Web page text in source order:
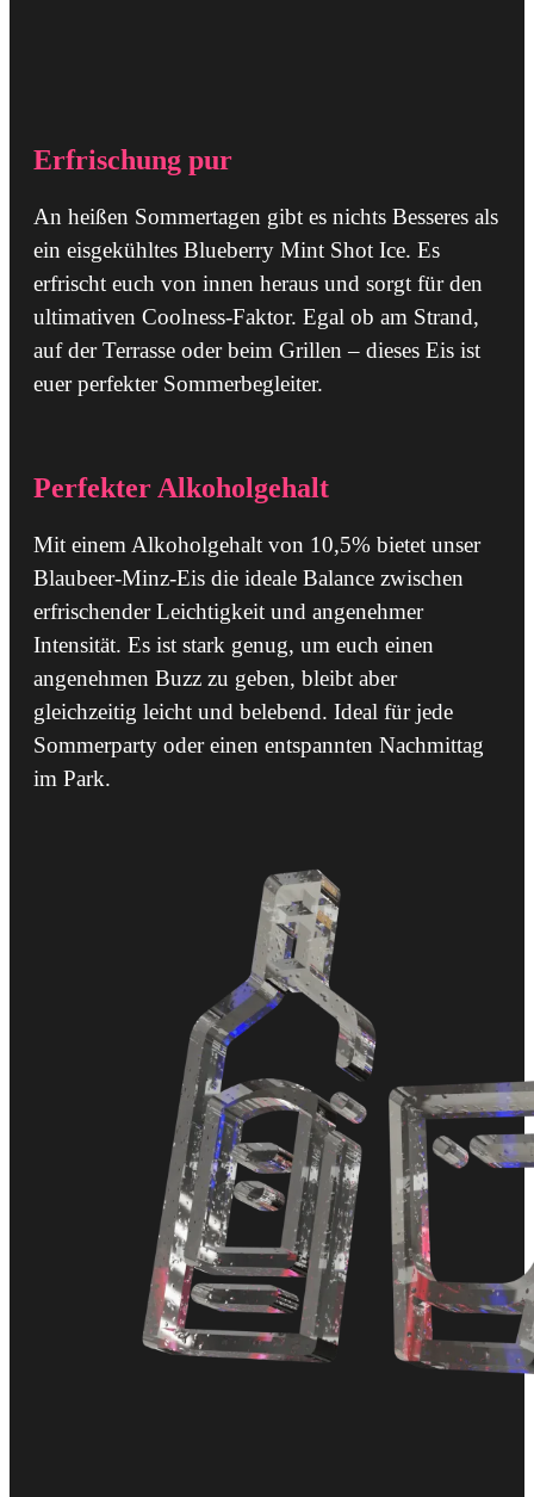
Erfrischung pur
An heißen Sommertagen gibt es nichts Besseres als
ein eisgekühltes Blueberry Mint Shot Ice. Es
erfrischt euch von innen heraus und sorgt für den
ultimativen Coolness-Faktor. Egal ob am Strand,
auf der Terrasse oder beim Grillen – dieses Eis ist
euer perfekter Sommerbegleiter.
Perfekter Alkoholgehalt
Mit einem Alkoholgehalt von 10,5% bietet unser
Blaubeer-Minz-Eis die ideale Balance zwischen
erfrischender Leichtigkeit und angenehmer
Intensität. Es ist stark genug, um euch einen
angenehmen Buzz zu geben, bleibt aber
gleichzeitig leicht und belebend. Ideal für jede
Sommerparty oder einen entspannten Nachmittag
im Park.